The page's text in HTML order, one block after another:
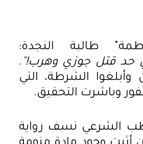
طالبة النجدة:
حد قتل جوزي وهرب!" .
وأبلغوا الشرطة، التي
وباشرت التحقيق.
الشرعي نسف رواية